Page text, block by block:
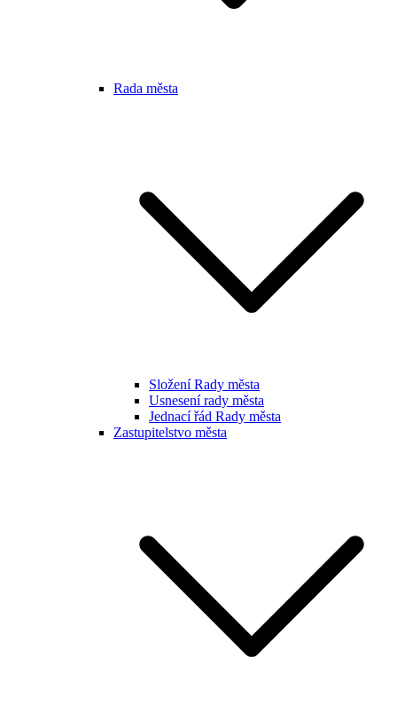
Rada města
Složení Rady města
Usnesení rady města
Jednací řád Rady města
Zastupitelstvo města